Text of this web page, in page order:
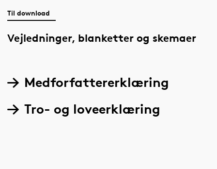
Til download
Vejledninger, blanketter og skemaer
Medforfattererklæring
Tro- og loveerklæring